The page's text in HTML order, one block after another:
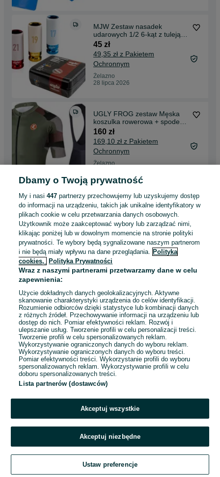
MJW Zestaw nasadek
udarowych 1/2 6-kąt z tuleją
zabezpieczającą długie
45 zł
49,35 zł z Pakietem
Ochronnym
Żelazno
28 lipca 2026
UGLY FROG zestaw Męska
koszulka rowerowa + spodenki
z wkładką Rozm. XL
160 zł
169,10 zł z Pakietem
Ochronnym
Żelazno
XL / 42
Simon Rack Pokrowiec
ochronny z zamkiem na regał
180x100x50 cm
65 zł
71,59 zł z Pakietem
Ochronnym
Żelazno
28 lipca 2026
1 ... 26 ... 79
Zadzwoń / SMS
Szukaj Obserwujesz Dodaj
Dbamy o Twoją prywatność
My i nasi447 partnerzy przechowujemy lub uzyskujemy dostęp
do informacji na urządzeniu, takich jak unikalne identyfikatory w
plikach cookie w celu przetwarzania danych osobowych.
Użytkownik może zaakceptować wybory lub zarządzać nimi,
klikając poniżej lub w dowolnym momencie na stronie polityki
prywatności. Te wybory będą sygnalizowane naszym partnerom
i nie będą miały wpływu na dane przeglądania. Polityka
cookies,
Polityka Prywatności
Wraz z naszymi partnerami przetwarzamy dane w celu
zapewnienia:
Użycie dokładnych danych geolokalizacyjnych. Aktywne
skanowanie charakterystyki urządzenia do celów identyfikacji.
Rozumienie odbiorców dzięki statystyce lub kombinacji danych
z różnych źródeł. Przechowywanie informacji na urządzeniu lub
dostęp do nich. Pomiar efektywności reklam. Rozwój i
ulepszanie usług. Tworzenie profili w celu personalizacji treści.
Tworzenie profili w celu spersonalizowanych reklam.
Wykorzystywanie ograniczonych danych do wyboru reklam.
Wykorzystywanie ograniczonych danych do wyboru treści.
Pomiar efektywności treści. Wykorzystanie profili do wyboru
spersonalizowanych reklam. Wykorzystywanie profili w celu
doboru spersonalizowanych treści.
Lista partnerów (dostawców)
Akceptuj wszystkie
Akceptuj niezbędne
Ustaw preferencje